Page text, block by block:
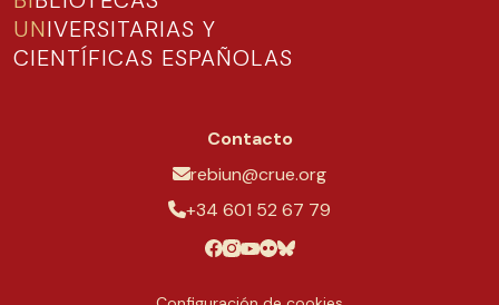
UNIVERSITARIAS Y
CIENTÍFICAS ESPAÑOLAS
Contacto
rebiun@crue.org
+34 601 52 67 79